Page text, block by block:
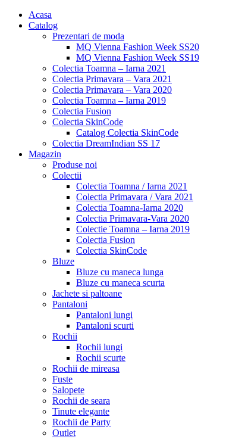
Acasa
Catalog
Prezentari de moda
MQ Vienna Fashion Week SS20
MQ Vienna Fashion Week SS19
Colectia Toamna – Iarna 2021
Colectia Primavara – Vara 2021
Colectia Primavara – Vara 2020
Colectia Toamna – Iarna 2019
Colectia Fusion
Colectia SkinCode
Catalog Colectia SkinCode
Colectia DreamIndian SS 17
Magazin
Produse noi
Colectii
Colectia Toamna / Iarna 2021
Colectia Primavara / Vara 2021
Colectia Toamna-Iarna 2020
Colectia Primavara-Vara 2020
Colectie Toamna – Iarna 2019
Colectia Fusion
Colectia SkinCode
Bluze
Bluze cu maneca lunga
Bluze cu maneca scurta
Jachete si paltoane
Pantaloni
Pantaloni lungi
Pantaloni scurti
Rochii
Rochii lungi
Rochii scurte
Rochii de mireasa
Fuste
Salopete
Rochii de seara
Tinute elegante
Rochii de Party
Outlet